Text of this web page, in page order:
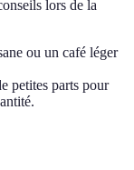
lors de la
ou un café léger
petites parts pour